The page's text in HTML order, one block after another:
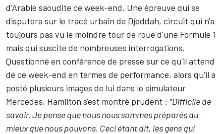
d'Arabie saoudite ce week-end. Une épreuve qui se
disputera sur le tracé urbain de Djeddah, circuit qui n'a
toujours pas vu le moindre tour de roue d'une Formule 1
mais qui suscite de nombreuses interrogations.
Questionné en conférence de presse sur ce qu'il attend
de ce week-end en termes de performance, alors qu'il a
posté plusieurs images de lui dans le simulateur
Mercedes, Hamilton s'est montré prudent : "Difficile de
savoir. Je pense que nous nous sommes préparés du
mieux que nous pouvons. Ceci étant dit, les gens qui